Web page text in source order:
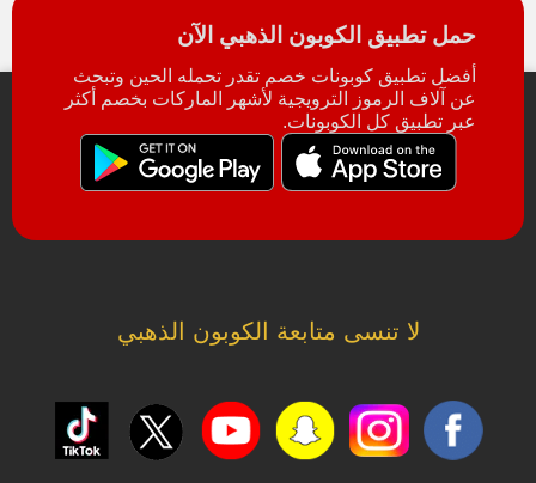
حمل تطبيق الكوبون الذهبي الآن
أفضل تطبيق كوبونات خصم تقدر تحمله الحين وتبحث
عن آلاف الرموز الترويجية لأشهر الماركات بخصم أكثر
عبر تطبيق كل الكوبونات.
لا تنسى متابعة الكوبون الذهبي